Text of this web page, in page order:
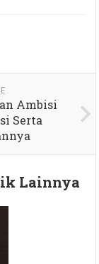
Ambisi
Serta
Lainnya